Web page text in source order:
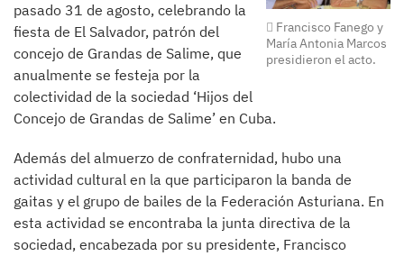
Francisco Fanego y
María Antonia Marcos
presidieron el acto.
pasado 31 de agosto, celebrando la
fiesta de El Salvador, patrón del
concejo de Grandas de Salime, que
anualmente se festeja por la
colectividad de la sociedad ‘Hijos del
Concejo de Grandas de Salime’ en Cuba.
Además del almuerzo de confraternidad, hubo una
actividad cultural en la que participaron la banda de
gaitas y el grupo de bailes de la Federación Asturiana. En
esta actividad se encontraba la junta directiva de la
sociedad, encabezada por su presidente, Francisco